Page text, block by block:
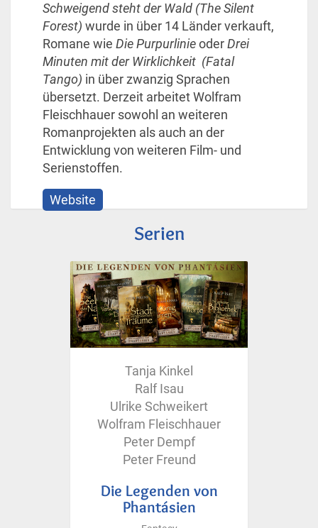
Schweigend steht der Wald (The Silent
Forest) wurde in über 14 Länder verkauft,
Romane wie Die PurpurlinieoderDrei
Minuten mit der Wirklichkeit (Fatal
Tango) in über zwanzig Sprachen
übersetzt. Derzeit arbeitet Wolfram
Fleischhauer sowohl an weiteren
Romanprojekten als auch an der
Entwicklung von weiteren Film- und
Serienstoffen.
Website
Serien
Tanja Kinkel
Ralf Isau
Ulrike Schweikert
Wolfram Fleischhauer
Peter Dempf
Peter Freund
Die Legenden von
Phantásien